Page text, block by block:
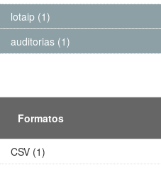
lotaip (1)
auditorias (1)
Formatos
CSV (1)